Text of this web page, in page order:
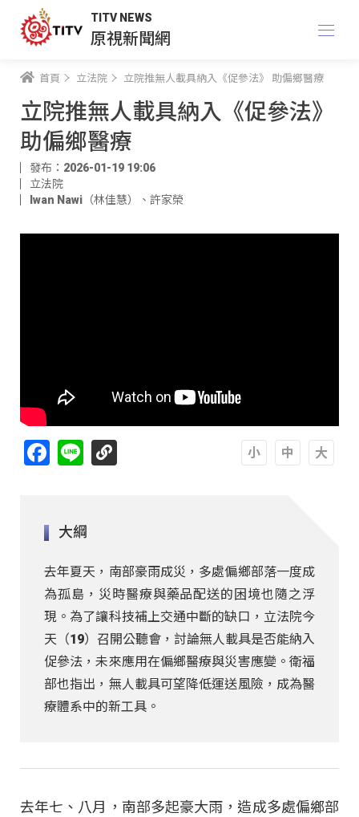
TITV NEWS
原視新聞網
首頁 立法院 立院推無人載具納入《促參法》 助偏鄉醫療
立院推無人載具納入《促參法》
助偏鄉醫療
發布：2026-01-19 19:06
立法院
Iwan Nawi（林佳慧）
、 許家榮
Facebook
Line
大綱
去年夏天，南部豪雨成災，多處偏鄉部落一度成
為孤島，災時醫療與藥品配送的困境也隨之浮
現。為了讓科技補上交通中斷的缺口，立法院今
天（19）召開公聽會，討論無人載具是否能納入
促參法，未來應用在偏鄉醫療與災害應變。衛福
部也指出，無人載具可望降低運送風險，成為醫
療體系中的新工具。
去年七、八月，南部多起豪大雨，造成多處偏鄉部